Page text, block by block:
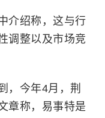
介绍称，这与行
调整以及市场竞
，今年4月，荆
章称，易事特是